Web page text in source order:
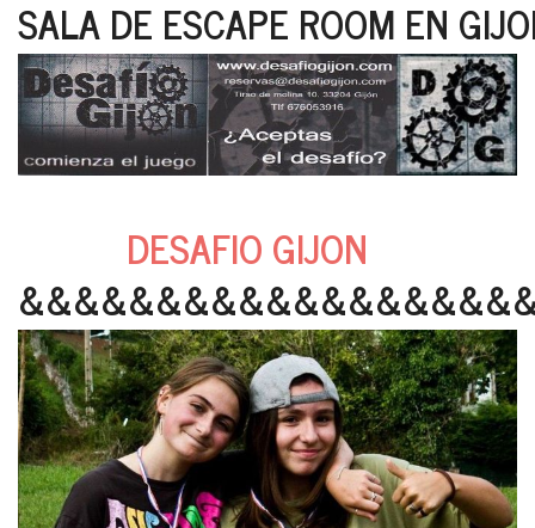
SALA DE ESCAPE ROOM EN
DESAFIO GIJON